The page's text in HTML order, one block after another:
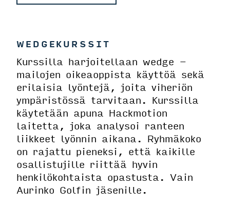
WEDGEKURSSIT
Kurssilla harjoitellaan wedge -
mailojen oikeaoppista käyttöä sekä
erilaisia lyöntejä, joita viheriön
ympäristössä tarvitaan. Kurssilla
käytetään apuna Hackmotion
laitetta, joka analysoi ranteen
liikkeet lyönnin aikana. Ryhmäkoko
on rajattu pieneksi, että kaikille
osallistujille riittää hyvin
henkilökohtaista opastusta. Vain
Aurinko Golfin jäsenille.